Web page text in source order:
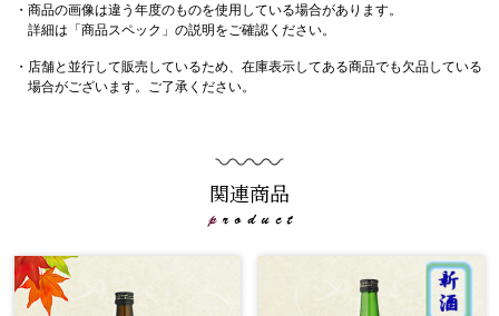
・商品の画像は違う年度のものを使用している場合があります。
詳細は「商品スペック」の説明をご確認ください。
・店舗と並行して販売しているため、在庫表示してある商品でも欠品している
場合がございます。ご了承ください。
関連商品